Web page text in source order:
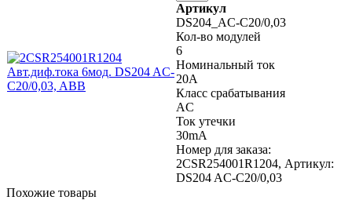
Артикул
DS204_AC-C20/0,03
Кол-во модулей
6
Номинальный ток
20A
Класс срабатывания
AC
Ток утечки
30mA
Номер для заказа:
2CSR254001R1204, Артикул:
DS204 AC-C20/0,03
Похожие товары